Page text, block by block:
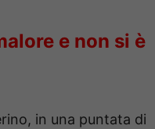
e non si è
in una puntata di